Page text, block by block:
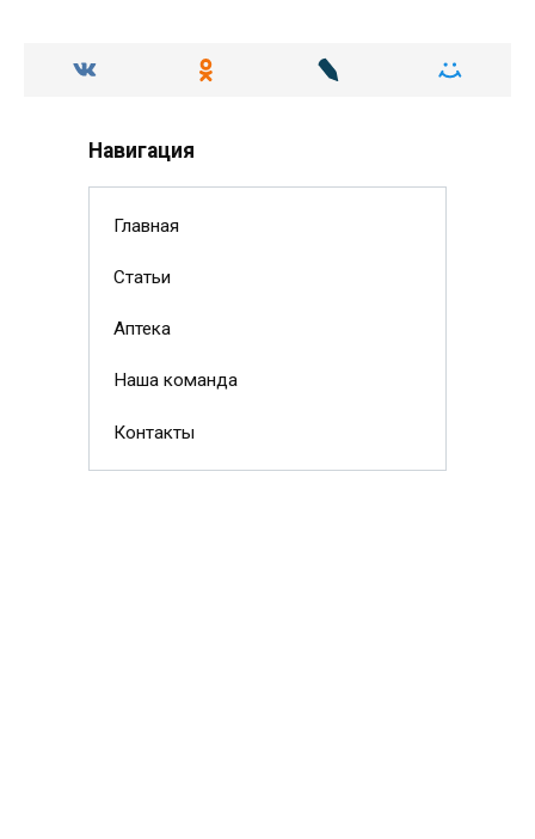
Навигация
Главная
Статьи
Аптека
Наша команда
Контакты